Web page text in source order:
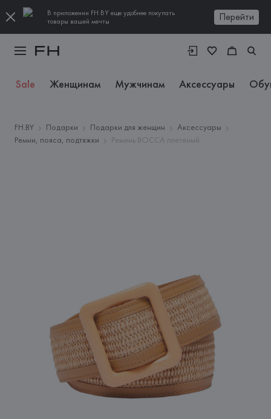
В приложении FH.BY еще удобнее покупать
товары вашей мечты
Перейти
Sale Женщинам Мужчинам Аксессуары
FH.BY Подарки Подарки для женщин
Аксессуары
Ремни, пояса, подтяжки
Ремень BOCCA плетеный